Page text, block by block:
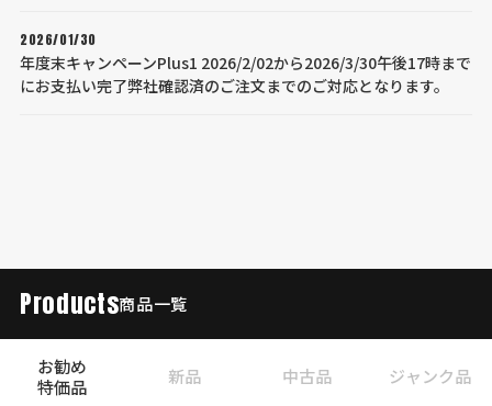
2026/01/30
年度末キャンペーンPlus1 2026/2/02から2026/3/30午後17時まで
にお支払い完了弊社確認済のご注文までのご対応となります。
Products商品一覧
お勧め
特価品
新品 中古品 ジャンク品